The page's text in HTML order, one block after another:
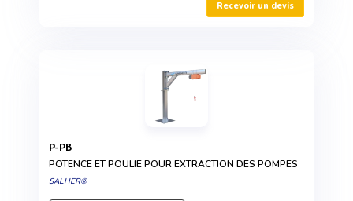
Recevoir un devis
P-PB
POTENCE ET POULIE POUR EXTRACTION DES POMPES
SALHER®